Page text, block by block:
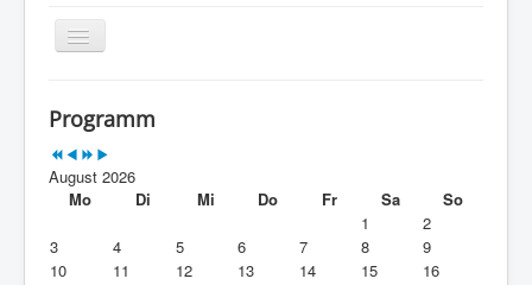
Programm
Bibliothek
Programm
August 2026
Mo
Di Mi Do Fr Sa
So
1
2
3
4 5 6 7 8
9
10
11 12 13 14 15
16